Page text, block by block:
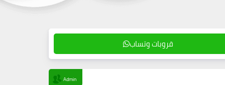
قروبات وتساب
Admin